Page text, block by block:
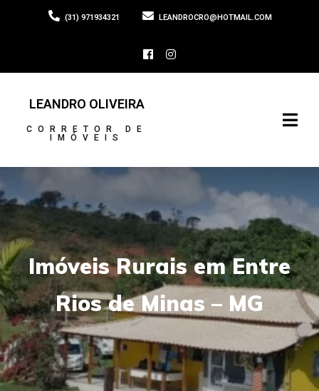
(31) 971934321 LEANDROCRO@HOTMAIL.COM
LEANDRO OLIVEIRA
CORRETOR DE
IMÓVEIS
Imóveis Rurais em Entre
Rios de Minas – MG
Leave a comment